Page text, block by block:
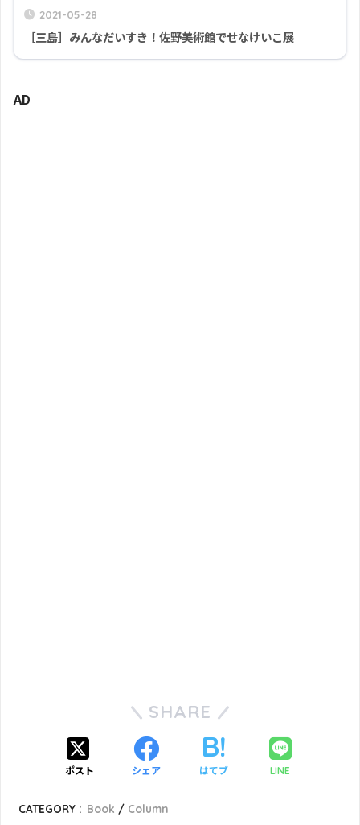
2021-05-28
［三島］みんなだいすき！佐野美術館でせなけいこ展
AD
SHARE
ポスト シェア はてブ LINE
CATEGORY : Book
Column